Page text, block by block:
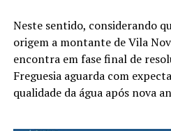
Neste sentido, considerando
origem a montante de Vila
encontra em fase final de
Freguesia aguarda com
qualidade da água após nova